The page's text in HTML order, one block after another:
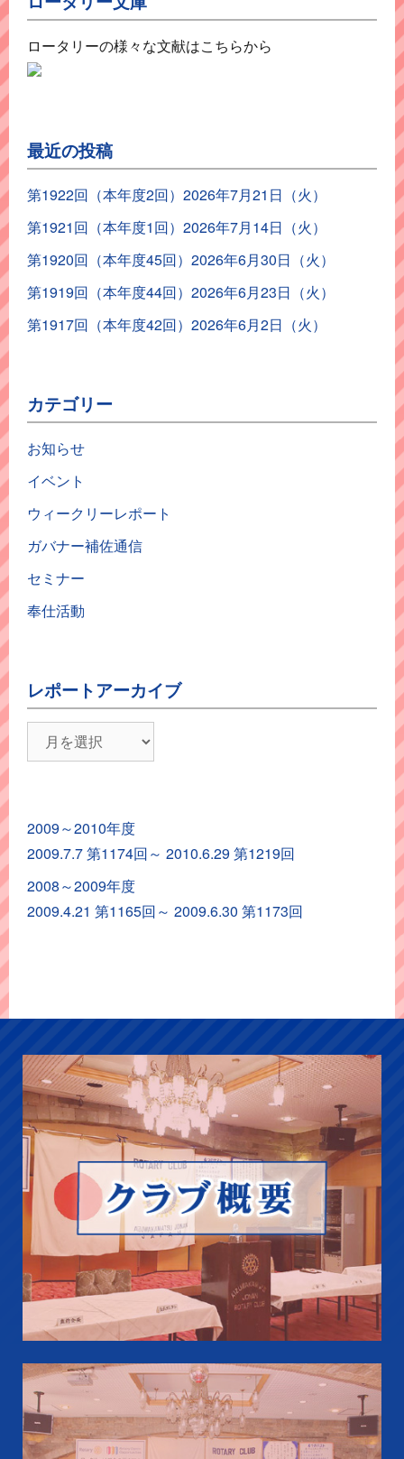
ロータリーの様々な文献はこちらから
最近の投稿
第1922回（本年度2回）2026年7月21日（火）
第1921回（本年度1回）2026年7月14日（火）
第1920回（本年度45回）2026年6月30日（火）
第1919回（本年度44回）2026年6月23日（火）
第1917回（本年度42回）2026年6月2日（火）
カテゴリー
お知らせ
イベント
ウィークリーレポート
ガバナー補佐通信
セミナー
奉仕活動
レポートアーカイブ
ポ
ア
ー
カ
イ
2009～2010年度
2009.7.7 第1174回～ 2010.6.29 第1219回
2008～2009年度
2009.4.21 第1165回～ 2009.6.30 第1173回